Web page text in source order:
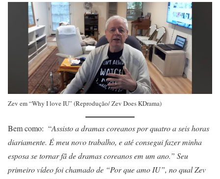
Zev em “Why I love IU” (Reprodução/ Zev Does KDrama)
Bem como: “Assisto a dramas coreanos por quatro a seis horas
diariamente. É meu novo trabalho, e até consegui fazer minha
esposa se tornar fã de dramas coreanos em um ano.” Seu
primeiro vídeo foi chamado de “Por que amo IU”, no qual Zev